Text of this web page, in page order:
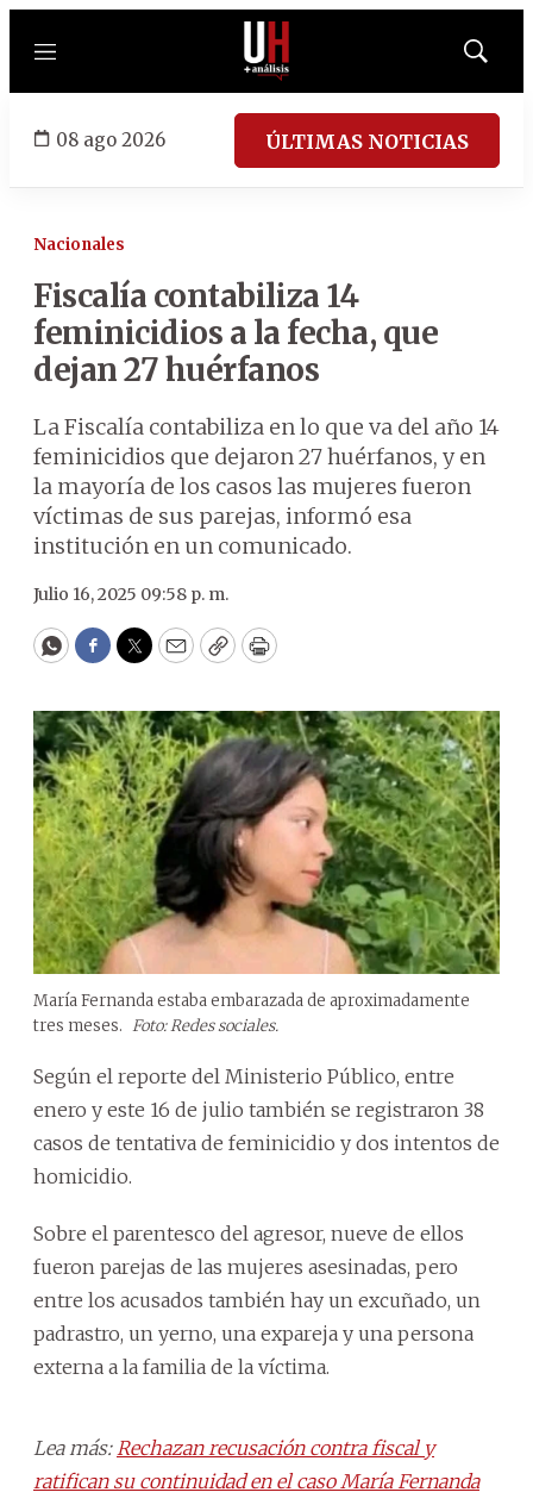
Menú
Mostrar
08 ago 2026 ÚLTIMAS NOTICIAS
Nacionales
Fiscalía contabiliza 14
feminicidios a la fecha, que
dejan 27 huérfanos
La Fiscalía contabiliza en lo que va del año 14
feminicidios que dejaron 27 huérfanos, y en
la mayoría de los casos las mujeres fueron
víctimas de sus parejas, informó esa
institución en un comunicado.
Julio 16, 2025 09:58 p. m.
WhatsApp
Facebook
Twitter
EmailCopyPrint
María Fernanda estaba embarazada de aproximadamente
tres meses. Foto: Redes sociales.
Según el reporte del Ministerio Público, entre
enero y este 16 de julio también se registraron 38
casos de tentativa de feminicidio y dos intentos de
homicidio.
Sobre el parentesco del agresor, nueve de ellos
fueron parejas de las mujeres asesinadas, pero
entre los acusados también hay un excuñado, un
padrastro, un yerno, una expareja y una persona
externa a la familia de la víctima.
Lea más: Rechazan recusación contra fiscal y
ratifican su continuidad en el caso María Fernanda